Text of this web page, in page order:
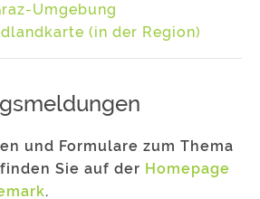
Umgebung
(in der Region)
und Formulare zum Thema
Sie auf der Homepage
.